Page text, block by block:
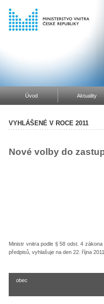
Úvod Aktuality
VYHLÁŠENÉ V ROCE 2011
Nové volby do
Ministr vnitra podle § 58 odst. 4
předpisů, vyhlašuje na den 22. října
obec